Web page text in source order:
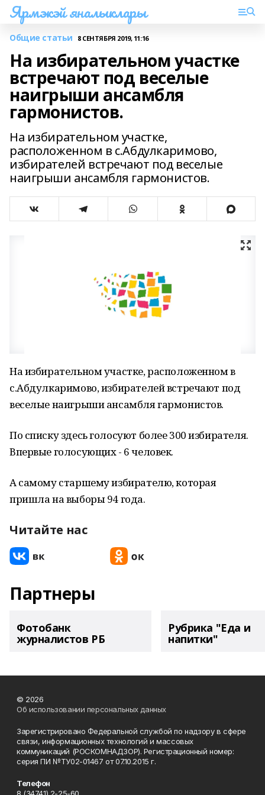
Ярмэкэй яналыклары
Общие статьи 8 СЕНТЯБРЯ 2019, 11:16
На избирательном участке
встречают под веселые
наигрыши ансамбля
гармонистов.
На избирательном участке,
расположенном в с.Абдулкаримово,
избирателей встречают под веселые
наигрыши ансамбля гармонистов.
На избирательном участке, расположенном в
с.Абдулкаримово, избирателей встречают под
веселые наигрыши ансамбля гармонистов.
По списку здесь голосуют более 300 избирателя.
Впервые голосующих - 6 человек.
А самому старшему избирателю, которая
пришла на выборы 94 года.
Читайте нас
Партнеры
Фотобанк
журналистов РБ
Рубрика "Еда и
напитки"
© 2026
Об использовании персональных данных
Зарегистрировано Федеральной службой по надзору в сфере
связи, информационных технологий и массовых
коммуникаций (РОСКОМНАДЗОР). Регистрационный номер:
серия ПИ №ТУ02-01467 от 07.10.2015 г.
Телефон